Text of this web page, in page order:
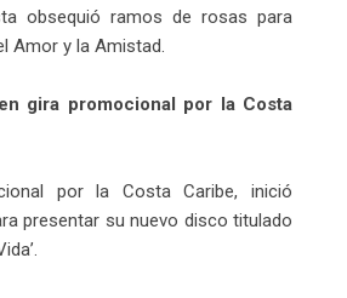
obsequió ramos de rosas para
Amor y la Amistad.
gira promocional por la Costa
por la Costa Caribe, inició
presentar su nuevo disco titulado